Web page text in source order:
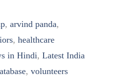
, arvind panda,
, healthcare
in Hindi, Latest India
, volunteers